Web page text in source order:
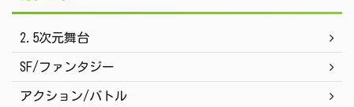
2.5次元舞台
SF/ファンタジー
アクション/バトル